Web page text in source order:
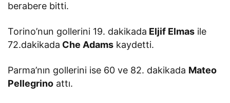
berabere bitti.
Torino’nun gollerini 19. dakikada Eljif Elmas ile
72.dakikada Che Adams kaydetti.
Parma’nın gollerini ise 60 ve 82. dakikada Mateo
Pellegrino attı.